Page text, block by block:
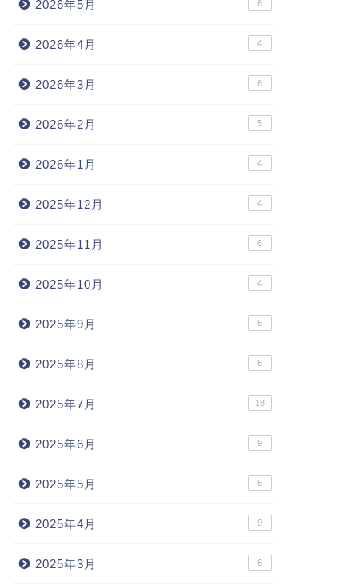
2026年5月 6
2026年4月 4
2026年3月 6
2026年2月 5
2026年1月 4
2025年12月 4
2025年11月 6
2025年10月 4
2025年9月 5
2025年8月 6
2025年7月 18
2025年6月 9
2025年5月 5
2025年4月 9
2025年3月 6